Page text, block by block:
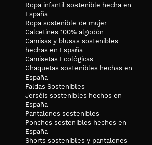
No lavar en seco
Ropa infantil sostenible hecha en
España
Ropa sostenible de mujer
Calcetines 100% algodón
Camisas y blusas sostenibles
hechas en España
Camisetas Ecológicas
Chaquetas sostenibles hechas en
España
Faldas Sostenibles
Jerséis sostenibles hechos en
España
Pantalones sostenibles
Ponchos sostenibles hechos en
España
Shorts sostenibles y pantalones